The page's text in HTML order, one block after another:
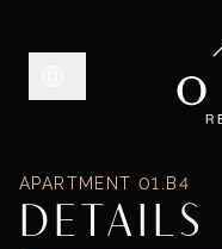
APARTMENT 01.B4
DETAILS